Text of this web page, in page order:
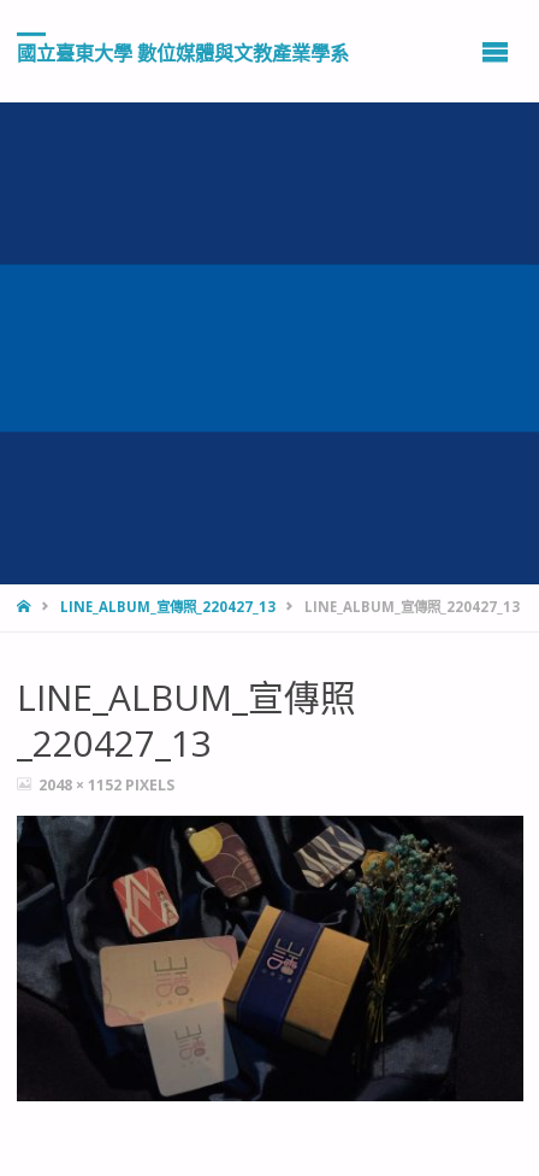
國立臺東大學 數位媒體與文教產業學系
HOMELINE_ALBUM_宣傳照_220427_13 LINE_ALBUM_宣傳照_220427_13
LINE_ALBUM_宣傳照
_220427_13
FULL2048 × 1152 PIXELS